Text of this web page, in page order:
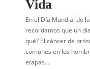
Vida
En el Día Mundial de
recordamos que un
qué? El cáncer de
comunes en los
etapas…